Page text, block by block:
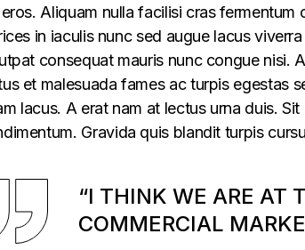
Aliquam nulla facilisi cras
in iaculis nunc sed augue lacus
consequat mauris nunc congue nisi.
et malesuada fames ac turpis egestas
lacus. A erat nam at lectus urna duis.
Gravida quis blandit turpis
“I THINK WE ARE AT
COMMERCIAL